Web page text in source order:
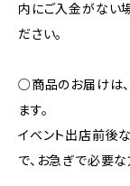
内にご入金がない
ださい。
○商品のお届けは
ます。
イベント出店前後
で、お急ぎで必要